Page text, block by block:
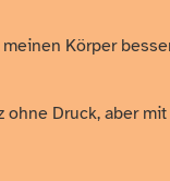
Körper
Druck, aber